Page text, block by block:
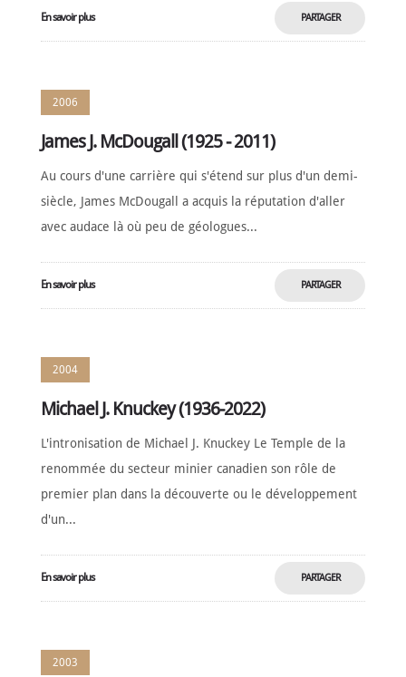
En savoir plus PARTAGER
2006
James J. McDougall (1925 - 2011)
Au cours d'une carrière qui s'étend sur plus d'un demi-
siècle, James McDougall a acquis la réputation d'aller
avec audace là où peu de géologues...
En savoir plus PARTAGER
2004
Michael J. Knuckey (1936-2022)
L'intronisation de Michael J. Knuckey Le Temple de la
renommée du secteur minier canadien son rôle de
premier plan dans la découverte ou le développement
d'un...
En savoir plus PARTAGER
2003